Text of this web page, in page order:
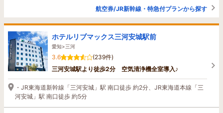
航空券/JR新幹線・特急付プランから探す
ホテルリブマックス三河安城駅前
愛知>三河
3.6
(239件)
三河安城駅より徒歩2分 空気清浄機全室導入♪
・JR東海道新幹線「三河安城」駅 南口徒歩 約2分、JR東海道本線「三
河安城」駅 南口徒歩 約5分